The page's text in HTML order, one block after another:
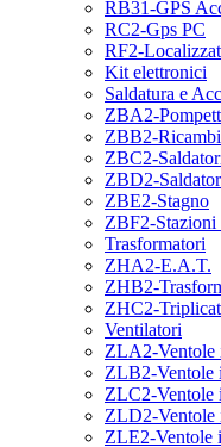
RB31-GPS
RC2-Gps PC
RF2-
Kit elettronici
Saldatura e
ZBA2-
ZBB2-
ZBC2-
ZBD2-
ZBE2-Stagno
ZBF2-Stazioni
Trasformatori
ZHA2-E.A.T.
ZHB2-
ZHC2-
Ventilatori
ZLA2-Ventole
ZLB2-Ventole
ZLC2-
ZLD2-Ventole
ZLE2-Ventole